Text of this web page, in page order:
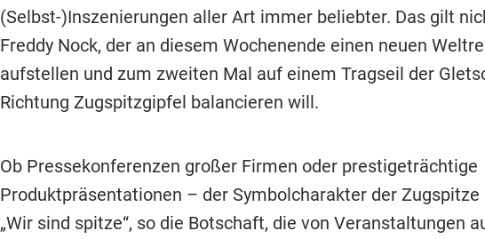
(Selbst-)Inszenierungen aller Art immer beliebter. Das gilt
Freddy Nock, der an diesem Wochenende einen neuen
aufstellen und zum zweiten Mal auf einem Tragseil der
Richtung Zugspitzgipfel balancieren will.
Ob Pressekonferenzen großer Firmen oder prestigeträchtige
Produktpräsentationen – der Symbolcharakter der Zugspitze
„Wir sind spitze“, so die Botschaft, die von Veranstaltungen